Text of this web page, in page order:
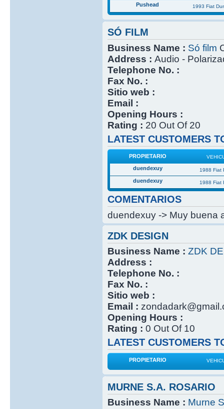
Pushead 1993 Fiat
SÓ FILM
Business Name : Só film
Address : Audio -
Telephone No. :
Fax No. :
Sitio web :
Email :
Opening Hours :
Rating : 20 Out Of 20
LATEST CUSTOMERS
PROPIETARIO
duendexuy 1988 Fiat
duendexuy 1988 Fiat
COMENTARIOS
duendexuy -> Muy buena
ZDK DESIGN
Business Name : ZDK
Address :
Telephone No. :
Fax No. :
Sitio web :
Email :
Opening Hours :
Rating : 0 Out Of 10
LATEST CUSTOMERS
PROPIETARIO
MURNE S.A. ROSARIO
Business Name : Murne